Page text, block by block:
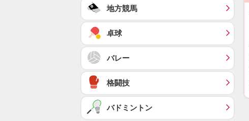
地方競馬
卓球
バレー
格闘技
バドミントン